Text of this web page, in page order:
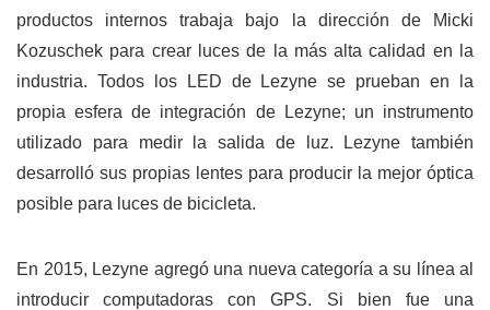
productos internos trabaja bajo la dirección de Micki
Kozuschek para crear luces de la más alta calidad en la
industria. Todos los LED de Lezyne se prueban en la
propia esfera de integración de Lezyne; un instrumento
utilizado para medir la salida de luz. Lezyne también
desarrolló sus propias lentes para producir la mejor óptica
posible para luces de bicicleta.
En 2015, Lezyne agregó una nueva categoría a su línea al
introducir computadoras con GPS. Si bien fue una